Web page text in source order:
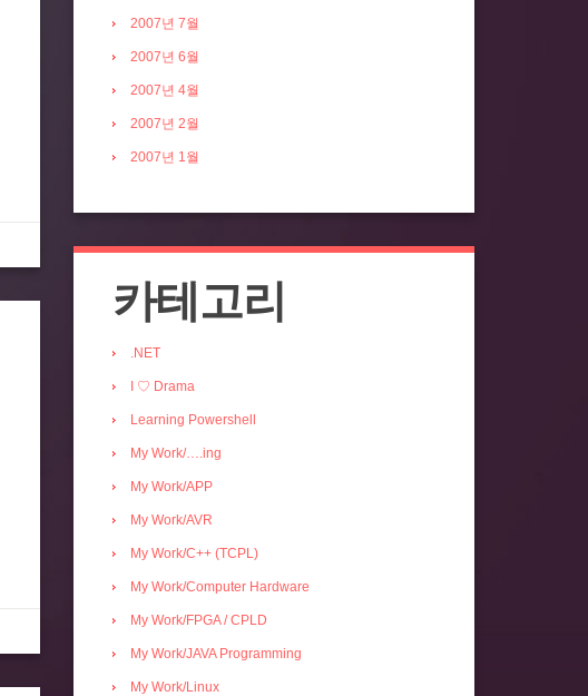
2007년 7월
2007년 6월
2007년 4월
2007년 2월
2007년 1월
카테고리
.NET
I ♡ Drama
Learning Powershell
My Work/….ing
My Work/APP
My Work/AVR
My Work/C++ (TCPL)
My Work/Computer Hardware
My Work/FPGA / CPLD
My Work/JAVA Programming
My Work/Linux